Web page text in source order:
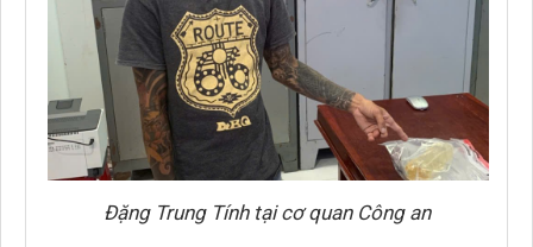
Đặng Trung Tính tại cơ quan Công an